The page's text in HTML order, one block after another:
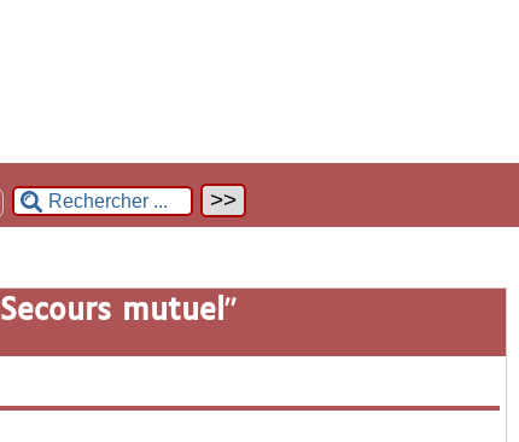
Secours mutuel "